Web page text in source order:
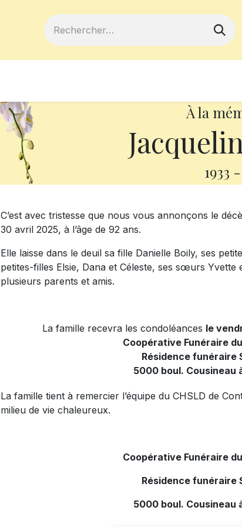
À la
1933 -
C’est avec tristesse que nous vous annonçons le
30 avril 2025, à l’âge de 92 ans.
Elle laisse dans le deuil sa fille Danielle Boily, ses
petites-filles Elsie, Dana et Céleste, ses sœurs Yvette
plusieurs parents et amis.
La famille recevra les condoléances le
Coopérative Funéraire
Résidence funéraire
5000 boul. Cousineau
La famille tient à remercier l’équipe du CHSLD de
milieu de vie chaleureux.
Coopérative Funéraire
Résidence funéraire
5000 boul. Cousineau